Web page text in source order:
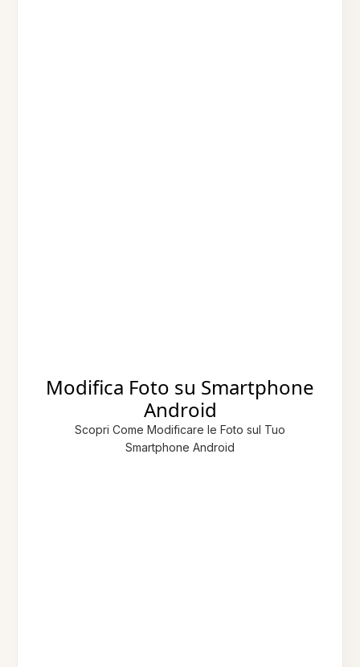
Modifica Foto su Smartphone
Android
Scopri Come Modificare le Foto sul Tuo
Smartphone Android